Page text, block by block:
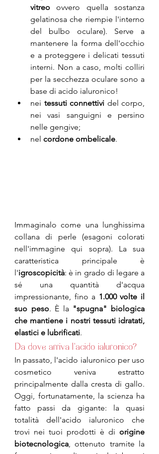
vitreo ovvero quella sostanza
gelatinosa che riempie l'interno
del bulbo oculare). Serve a
mantenere la forma dell'occhio
e a proteggere i delicati tessuti
interni. Non a caso, molti colliri
per la secchezza oculare sono a
base di acido ialuronico!
nei tessuti connettivi del corpo,
nei vasi sanguigni e persino
nelle gengive;
nel cordone ombelicale.
Immaginalo come una lunghissima
collana di perle (esagoni colorati
nell'immagine qui sopra). La sua
caratteristica principale è
l'igroscopicità: è in grado di legare a
sé una quantità d'acqua
impressionante, fino a 1.000 volte il
suo peso. È la "spugna" biologica
che mantiene i nostri tessuti idratati,
elastici e lubrificati.
Da dove arriva l'acido ialuronico?
In passato, l'acido ialuronico per uso
cosmetico veniva estratto
principalmente dalla cresta di gallo.
Oggi, fortunatamente, la scienza ha
fatto passi da gigante: la quasi
totalità dell'acido ialuronico che
trovi nei tuoi prodotti è di origine
biotecnologica, ottenuto tramite la